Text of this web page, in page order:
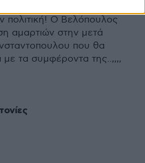
πολιτική! Ο Βελόπουλος
αμαρτιών στην μετά
που θα
τα συμφέροντα της..,,,,